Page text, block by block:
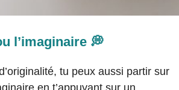
l’imaginaire 💭
tu peux aussi partir sur
en t’appuyant sur un